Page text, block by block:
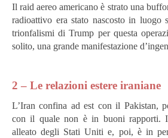
Il raid aereo americano è strato una
radioattivo era stato nascosto in
trionfalismi di Trump per questa
solito, una grande manifestazione
2 – Le relazioni estere iraniane
L’Iran confina ad est con il Pakistan,
con il quale non è in buoni rapporti.
alleato degli Stati Uniti e, poi, è in